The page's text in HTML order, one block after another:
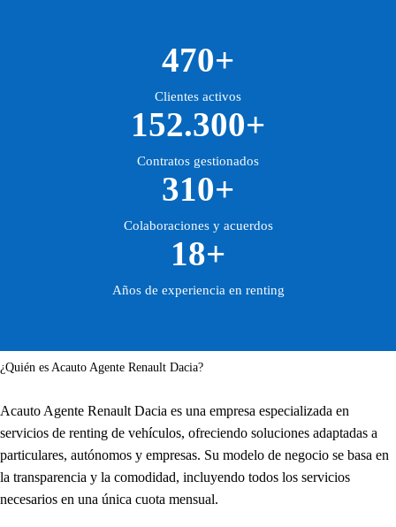
470+
Clientes activos
152.300+
Contratos gestionados
310+
Colaboraciones y acuerdos
18+
Años de experiencia en renting
¿Quién es Acauto Agente Renault Dacia?
Acauto Agente Renault Dacia es una empresa especializada en
servicios de renting de vehículos, ofreciendo soluciones adaptadas a
particulares, autónomos y empresas. Su modelo de negocio se basa en
la transparencia y la comodidad, incluyendo todos los servicios
necesarios en una única cuota mensual.